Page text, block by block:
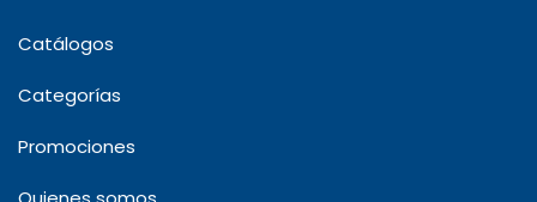
Catálogos
Categorías
Promociones